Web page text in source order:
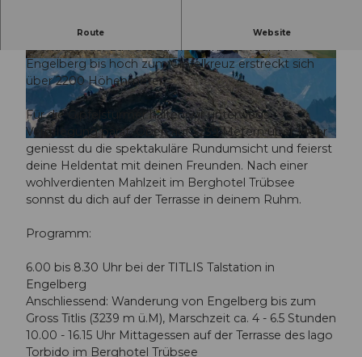
© Guidle.com
© Guidle.com © Guidle.com
Route Website
Auch in diesem Jahr hast du die Möglichkeit den
Dreitausender zu Fuss zu erobern. Die Tour von
Engelberg bis hoch zum Gipfelkreuz erstreckt sich
über 2200 Höhenmeter.
Für die Gipfelstürmer halten wir unterwegs
Verpflegung parat. Oben auf 3239 Metern über Meer
geniesst du die spektakuläre Rundumsicht und feierst
deine Heldentat mit deinen Freunden. Nach einer
wohlverdienten Mahlzeit im Berghotel Trübsee
sonnst du dich auf der Terrasse in deinem Ruhm.
Programm:
6.00 bis 8.30 Uhr bei der TITLIS Talstation in
Engelberg
Anschliessend: Wanderung von Engelberg bis zum
Gross Titlis (3239 m ü.M), Marschzeit ca. 4 - 6.5 Stunden
10.00 - 16.15 Uhr Mittagessen auf der Terrasse des lago
Torbido im Berghotel Trübsee